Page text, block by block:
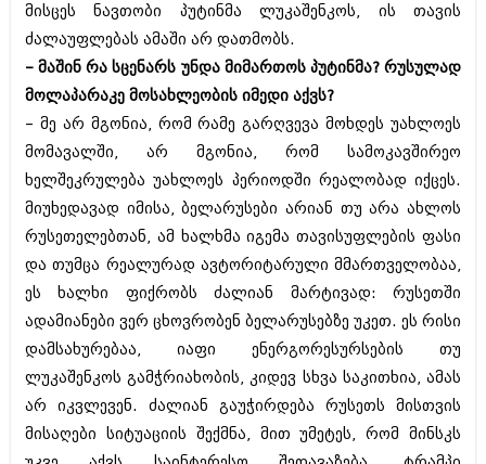
მისცეს ნავთობი პუტინმა ლუკაშენკოს, ის თავის
ძალაუფლებას ამაში არ დათმობს.
– მაშინ რა სცენარს უნდა მიმართოს პუტინმა? რუსულად
მოლაპარაკე მოსახლეობის იმედი აქვს?
– მე არ მგონია, რომ რამე გარღვევა მოხდეს უახლოეს
მომავალში, არ მგონია, რომ სამოკავშირეო
ხელშეკრულება უახლოეს პერიოდში რეალობად იქცეს.
მიუხედავად იმისა, ბელარუსები არიან თუ არა ახლოს
რუსეთელებთან, ამ ხალხმა იგემა თავისუფლების ფასი
და თუმცა რეალურად ავტორიტარული მმართველობაა,
ეს ხალხი ფიქრობს ძალიან მარტივად: რუსეთში
ადამიანები ვერ ცხოვრობენ ბელარუსებზე უკეთ. ეს რისი
დამსახურებაა, იაფი ენერგორესურსების თუ
ლუკაშენკოს გამჭრიახობის, კიდევ სხვა საკითხია, ამას
არ იკვლევენ. ძალიან გაუჭირდება რუსეთს მისთვის
მისაღები სიტუაციის შექმნა, მით უმეტეს, რომ მინსკს